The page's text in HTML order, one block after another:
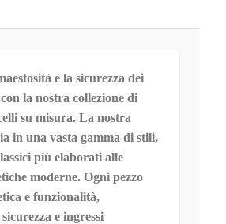
e la sicurezza dei
la nostra collezione di
su misura. La nostra
in una vasta gamma di stili,
più elaborati alle
moderne. Ogni pezzo
e funzionalità,
e ingressi